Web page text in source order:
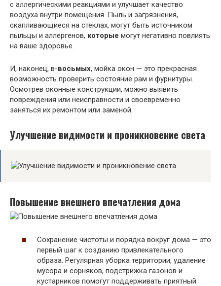
с аллергическими реакциями и улучшает качество
воздуха внутри помещения. Пыль и загрязнения,
скапливающиеся на стеклах, могут быть источником
пыльцы и аллергенов, которые могут негативно повлиять
на ваше здоровье.
И, наконец, в-восьмых, мойка окон — это прекрасная
возможность проверить состояние рам и фурнитуры.
Осмотрев оконные конструкции, можно выявить
повреждения или неисправности и своевременно
заняться их ремонтом или заменой.
Улучшение видимости и проникновение света
Повышение внешнего впечатления дома
Сохранение чистоты и порядка вокруг дома — это
первый шаг к созданию привлекательного
образа. Регулярная уборка территории, удаление
мусора и сорняков, подстрижка газонов и
кустарников помогут поддерживать приятный